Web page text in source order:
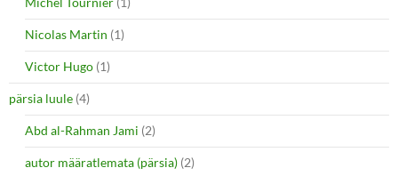
Nicolas Martin (1)
Victor Hugo (1)
pärsia luule (4)
Abd al-Rahman Jami (2)
autor määratlemata (pärsia) (2)